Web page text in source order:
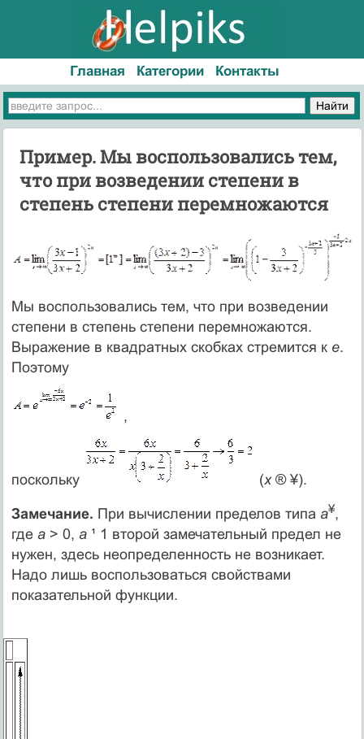
Главная Категории Контакты
Пример. Мы воспользовались тем,
что при возведении степени в
степень степени перемножаются
Мы воспользовались тем, что при возведении
степени в степень степени перемножаются.
Выражение в квадратных скобках стремится к е.
Поэтому
,
поскольку (х® ¥).
Замечание. При вычислении пределов типа а¥,
где а> 0, а¹ 1 второй замечательный предел не
нужен, здесь неопределенность не возникает.
Надо лишь воспользоваться свойствами
показательной функции.